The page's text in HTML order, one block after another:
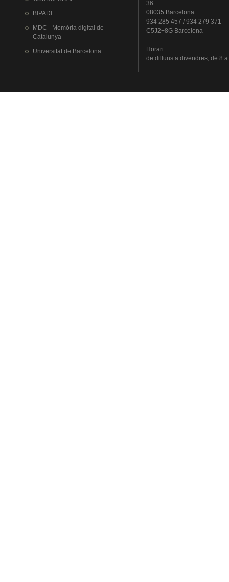
BIPADI
MDC - Memòria digital de
Catalunya
Universitat de Barcelona
36
08035 Barcelona
934 285 457 / 934 279 371
C5J2+8G Barcelona
Horari:
de dillunsa divendres, de 8